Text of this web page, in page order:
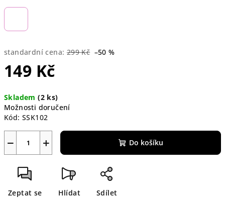
standardní cena: 299 Kč –50 %
149 Kč
cena:
Skladem(2 ks)
Možnosti doručení
Kód: SSK102
+
− Do košíku
Zeptat se Hlídat Sdílet